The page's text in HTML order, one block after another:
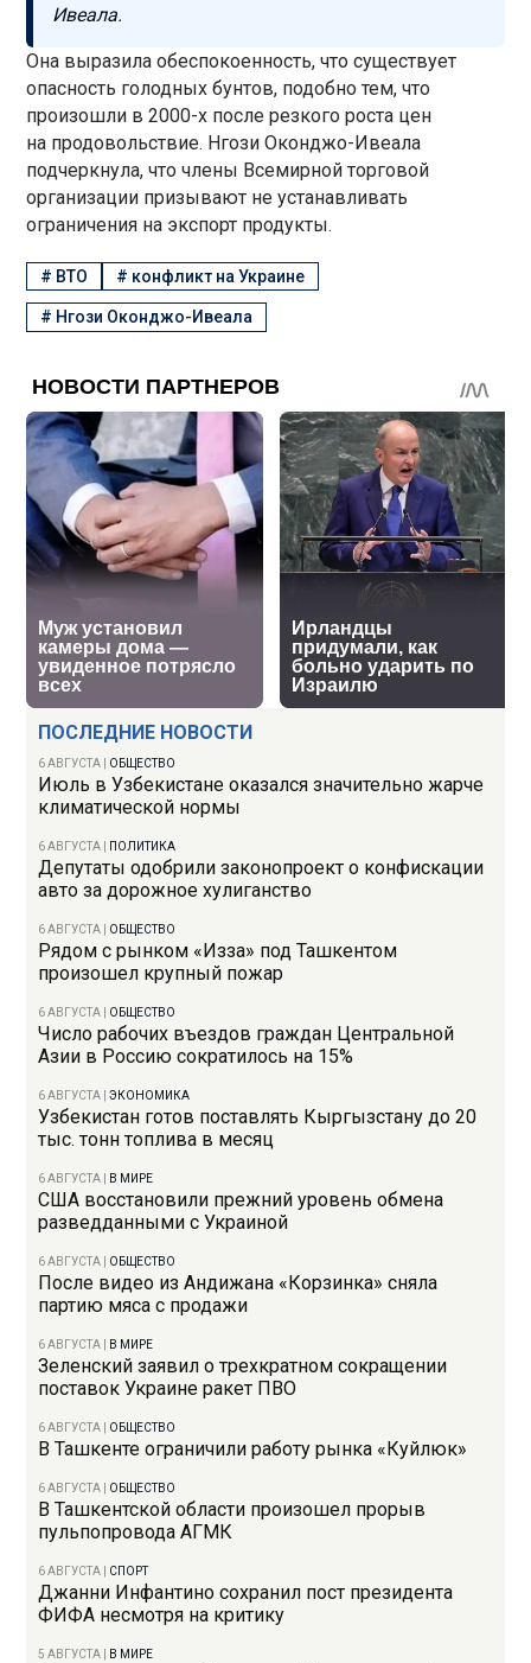
ПОСЛЕДНИЕ НОВОСТИ
6 АВГУСТА ОБЩЕСТВО
Июль в Узбекистане оказался значительно жарче
климатической нормы
6 АВГУСТА ПОЛИТИКА
Депутаты одобрили законопроект о конфискации
авто за дорожное хулиганство
6 АВГУСТА ОБЩЕСТВО
Рядом с рынком «Изза» под Ташкентом
произошел крупный пожар
6 АВГУСТА ОБЩЕСТВО
Число рабочих въездов граждан Центральной
Азии в Россию сократилось на 15%
6 АВГУСТА |ЭКОНОМИКА
Узбекистан готов поставлять Кыргызстану до 20
тыс. тонн топлива в месяц
6 АВГУСТА В МИРЕ
США восстановили прежний уровень обмена
разведданными с Украиной
6 АВГУСТА ОБЩЕСТВО
После видео из Андижана «Корзинка» сняла
партию мяса с продажи
6 АВГУСТА В МИРЕ
Зеленский заявил о трехкратном сокращении
поставок Украине ракет ПВО
6 АВГУСТА ОБЩЕСТВО
В Ташкенте ограничили работу рынка «Куйлюк»
6 АВГУСТА ОБЩЕСТВО
В Ташкентской области произошел прорыв
пульпопровода АГМК
6 АВГУСТА СПОРТ
Джанни Инфантино сохранил пост президента
ФИФА несмотря на критику
5 АВГУСТА В МИРЕ
Ивеала.
Она выразила обеспокоенность, что существует
опасность голодных бунтов, подобно тем, что
произошли в 2000-х после резкого роста цен
на продовольствие. Нгози Оконджо-Ивеала
подчеркнула, что члены Всемирной торговой
организации призывают не устанавливать
ограничения на экспорт продукты.
# ВТО # конфликт на Украине
# Нгози Оконджо-Ивеала